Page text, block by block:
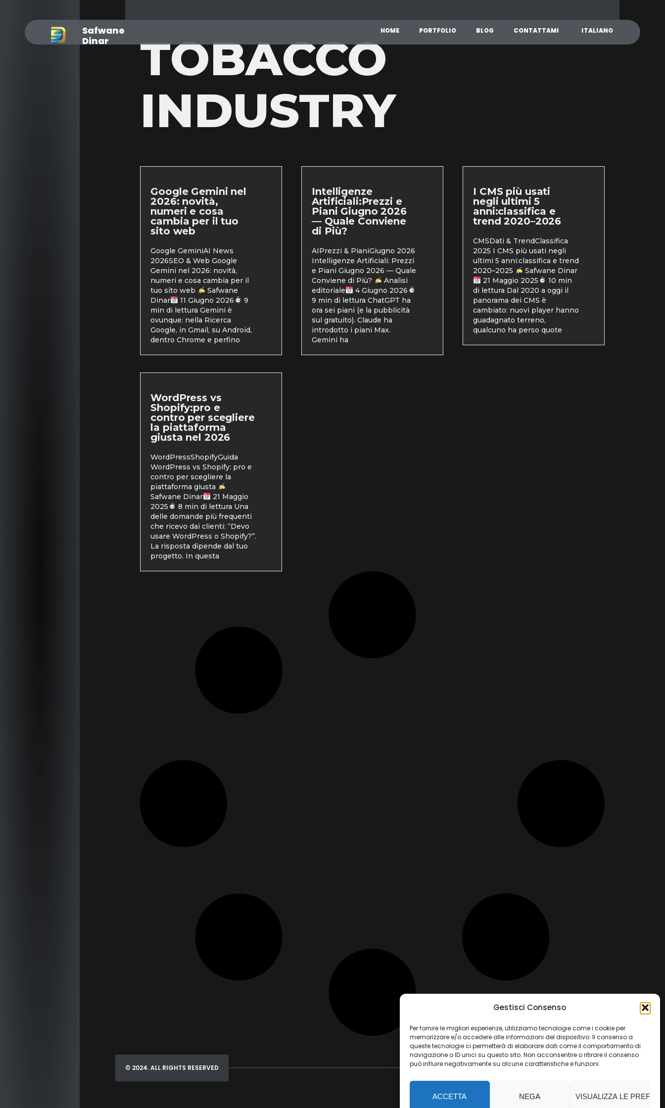
Gestisci Consenso
Per fornire le migliori esperienze, utilizziamo tecnologie come i cookie per
memorizzare e/o accedere alle informazioni del dispositivo. Il consenso a
queste tecnologie ci permetterà di elaborare dati come il comportamento di
navigazione o ID unici su questo sito. Non acconsentire o ritirare il consenso
può influire negativamente su alcune caratteristiche e funzioni.
ACCETTA NEGA VISUALIZZA LE
Safwane
Dinar
HOME PORTFOLIO BLOG CONTATTAMI ITALIANO
TOBACCO
INDUSTRY
Google Gemini nel
2026: novità,
numeri e cosa
cambia per il tuo
sito web
Google GeminiAI News
2026SEO & Web Google
Gemini nel 2026: novità,
numeri e cosa cambia per il
tuo sito web
Safwane
Dinar
11 Giugno 2026
9
min di lettura Gemini è
ovunque: nella Ricerca
Google, in Gmail, su Android,
dentro Chrome e perfino
Intelligenze
Artificiali:Prezzi e
Piani Giugno 2026
— Quale Conviene
di Più?
AIPrezzi & PianiGiugno 2026
Intelligenze Artificiali: Prezzi
e Piani Giugno 2026 — Quale
Conviene di Più?
Analisi
editoriale
4 Giugno 2026
9 min di lettura ChatGPT ha
ora sei piani (e la pubblicità
sul gratuito). Claude ha
introdotto i piani Max.
Gemini ha
I CMS più usati
negli ultimi 5
anni:classifica e
trend 2020–2026
CMSDati & TrendClassifica
2025 I CMS più usati negli
ultimi 5 anni:classifica e trend
2020–2025
Safwane Dinar
21 Maggio 2025
10 min
di lettura Dal 2020 a oggi il
panorama dei CMS è
cambiato: nuovi player hanno
guadagnato terreno,
qualcuno ha perso quote
WordPress vs
Shopify:pro e
contro per scegliere
la piattaforma
giusta nel 2026
WordPressShopifyGuida
WordPress vs Shopify: pro e
contro per scegliere la
piattaforma giusta
Safwane Dinar
21 Maggio
2025
8 min di lettura Una
delle domande più frequenti
che ricevo dai clienti: “Devo
usare WordPress o Shopify?”.
La risposta dipende dal tuo
progetto. In questa
© 2024. ALL RIGHTS RESERVED